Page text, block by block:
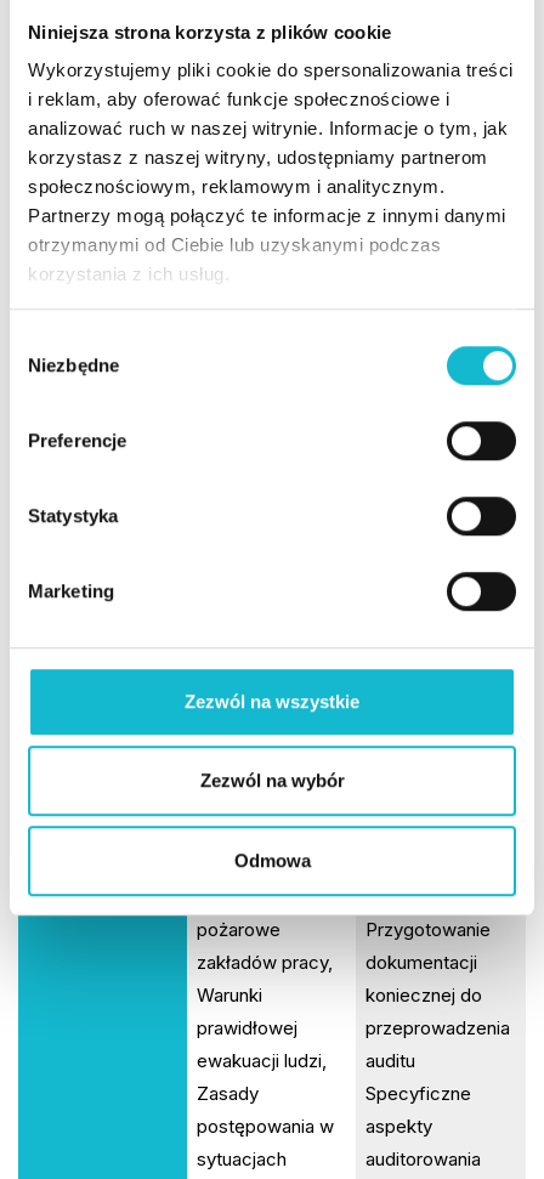
Niniejsza strona korzysta z plików cookie
Wykorzystujemy pliki cookie do spersonalizowania treści
i reklam, aby oferować funkcje społecznościowe i
analizować ruch w naszej witrynie. Informacje o tym, jak
korzystasz z naszej witryny, udostępniamy partnerom
społecznościowym, reklamowym i analitycznym.
Partnerzy mogą połączyć te informacje z innymi danymi
otrzymanymi od Ciebie lub uzyskanymi podczas
korzystania z ich usług.
Niezbędne
Preferencje
Statystyka
Marketing
Zezwól na wszystkie
Zezwól na wybór
Odmowa
w środowisku
pracy
bezpieczeństwe
m i higieną pracy
w organizacji
LICZBA GODZIN 6 16
ZAGADNIENIA
Istota
bezpieczeństwa
przeciwpożarow
ego a środowisko
Warunki
powstania
pożaru,
temperatura
zapalenia,
Zagrożenie
pożarowe
zakładów pracy,
Warunki
prawidłowej
ewakuacji ludzi,
Zasady
postępowania w
sytuacjach
System
zarządzania
m i higieną pracy
Podstawowe
nadzorujących
zarządzania BHP
Cele i rodzaje
wewnętrzny i
Zasady,
audytowania
zarządzania BHP
Przygotowanie
dokumentacji
koniecznej do
przeprowadzenia
auditu
Specyficzne
aspekty
auditorowania